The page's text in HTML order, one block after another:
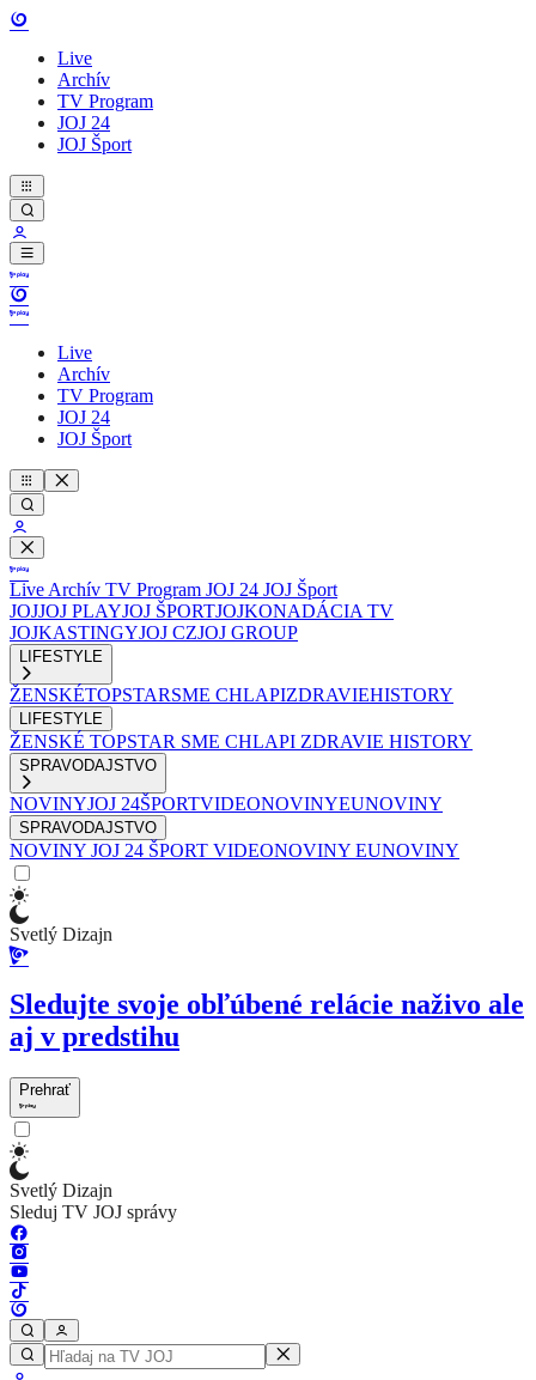
Live
Archív
TV Program
JOJ 24
JOJ Šport
Live
Archív
TV Program
JOJ 24
JOJ Šport
Live Archív TV Program JOJ 24 JOJ Šport
JOJJOJ PLAYJOJ ŠPORTJOJKONADÁCIA TV
JOJKASTINGYJOJ CZJOJ GROUP
LIFESTYLE
ŽENSKÉTOPSTARSME CHLAPIZDRAVIEHISTORY
LIFESTYLE
ŽENSKÉ TOPSTAR SME CHLAPI ZDRAVIE HISTORY
SPRAVODAJSTVO
NOVINYJOJ 24ŠPORTVIDEONOVINYEUNOVINY
SPRAVODAJSTVO
NOVINY JOJ 24 ŠPORT VIDEONOVINY EUNOVINY
Svetlý Dizajn
Sledujte svoje obľúbené relácie naživo ale
aj v predstihu
Prehrať
Svetlý Dizajn
Sleduj TV JOJ správy